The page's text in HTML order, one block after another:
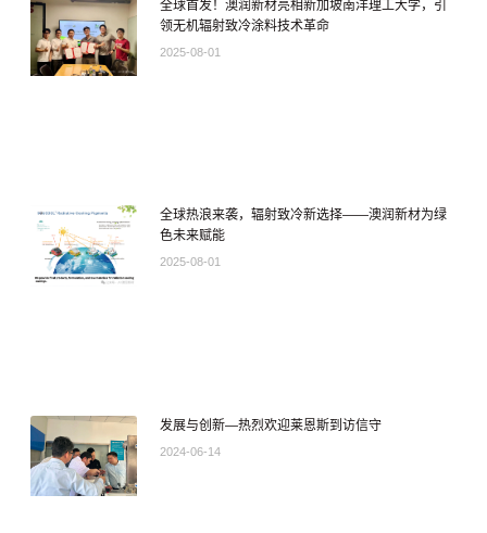
全球首发！澳润新材亮相新加坡南洋理工大学，引
领无机辐射致冷涂料技术革命
2025-08-01
全球热浪来袭，辐射致冷新选择——澳润新材为绿
色未来赋能
2025-08-01
发展与创新—热烈欢迎莱恩斯到访信守
2024-06-14